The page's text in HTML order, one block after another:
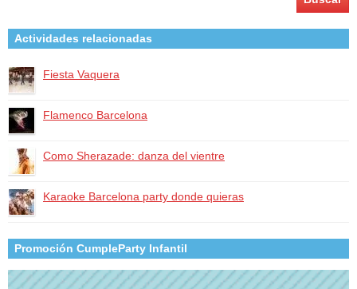
Actividades relacionadas
Fiesta Vaquera
Flamenco Barcelona
Como Sherazade: danza del vientre
Karaoke Barcelona party donde quieras
Promoción CumpleParty Infantil